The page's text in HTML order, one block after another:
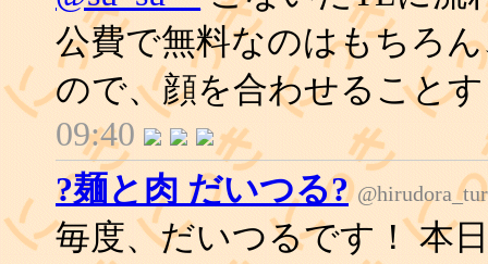
公費で無料なのはもちろ
ので、顔を合わせること
09:40
?麺と肉 だいつる?
毎度、だいつるです！ 本